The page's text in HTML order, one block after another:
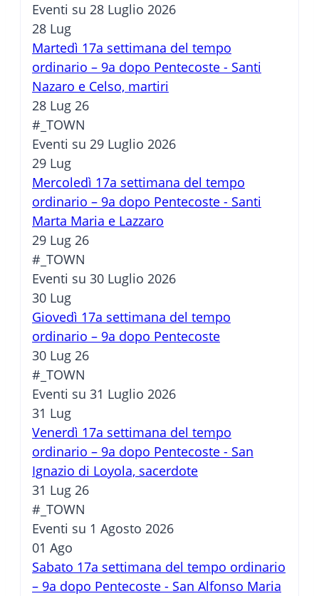
Eventi su 28 Luglio 2026
28 Lug
Martedì 17a settimana del tempo
ordinario – 9a dopo Pentecoste - Santi
Nazaro e Celso, martiri
28 Lug 26
#_TOWN
Eventi su 29 Luglio 2026
29 Lug
Mercoledì 17a settimana del tempo
ordinario – 9a dopo Pentecoste - Santi
Marta Maria e Lazzaro
29 Lug 26
#_TOWN
Eventi su 30 Luglio 2026
30 Lug
Giovedì 17a settimana del tempo
ordinario – 9a dopo Pentecoste
30 Lug 26
#_TOWN
Eventi su 31 Luglio 2026
31 Lug
Venerdì 17a settimana del tempo
ordinario – 9a dopo Pentecoste - San
Ignazio di Loyola, sacerdote
31 Lug 26
#_TOWN
Eventi su 1 Agosto 2026
01 Ago
Sabato 17a settimana del tempo ordinario
– 9a dopo Pentecoste - San Alfonso Maria